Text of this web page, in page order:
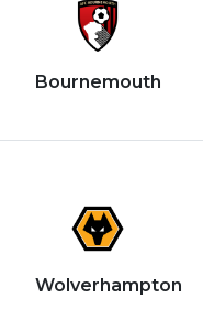
Bournemouth
Wolverhampton